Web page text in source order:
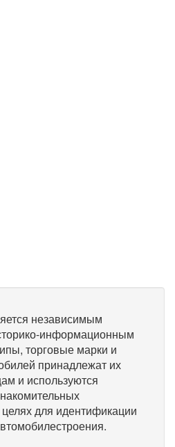
независимым
информационным
торговые марки и
принадлежат их
и используются
для идентификации